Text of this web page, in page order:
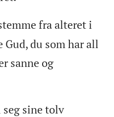
fra alteret i
Gud, du som har all
sanne og
sine tolv